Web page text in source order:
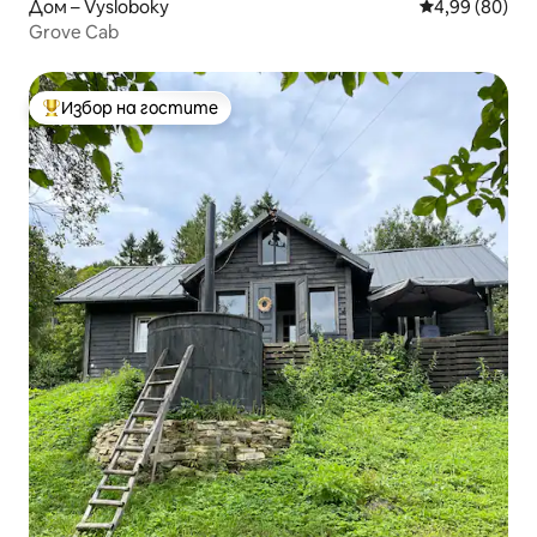
Дом – Vysloboky Средна
4,99 (80)
Grove Cab
Най-популярен избор на гостите
Избор на гостите